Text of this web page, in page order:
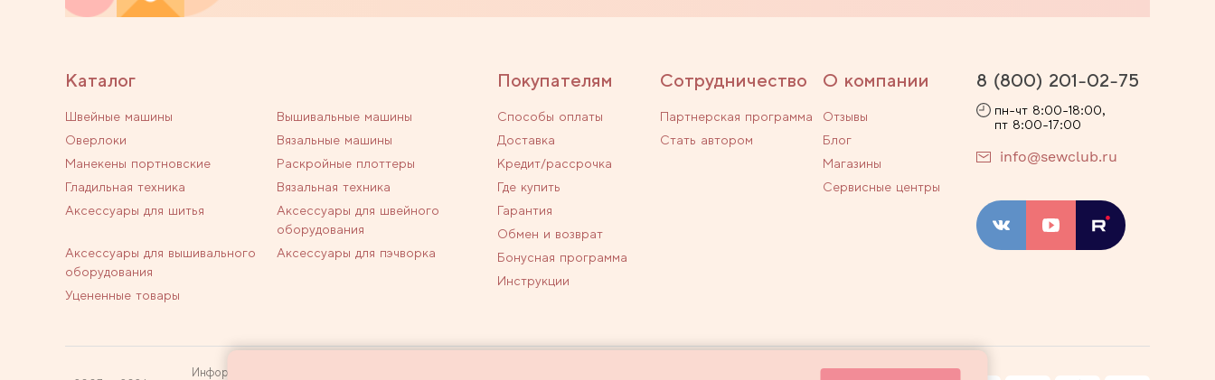
Каталог
Швейные машины
Вышивальные машины
Оверлоки
Вязальные машины
Манекены портновские
Раскройные плоттеры
Гладильная техника
Вязальная техника
Аксессуары для шитья
Аксессуары для швейного
оборудования
Аксессуары для вышивального
оборудования
Аксессуары для пэчворка
Уцененные товары
Покупателям
Способы оплаты
Доставка
Кредит/рассрочка
Где купить
Гарантия
Обмен и возврат
Бонусная программа
Инструкции
Сотрудничество
Партнерская программа
Стать автором
О компании
Отзывы
Блог
Магазины
Сервисные центры
8 (800) 201-02-75
пн-чт 8:00-18:00,
пт 8:00-17:00
info@sewclub.ru
Информация на сайте не является публичной офертой. Политика конфиденциальности Договор оферты